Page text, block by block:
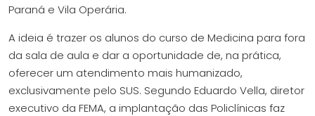
Paraná e Vila Operária.
A ideia é trazer os alunos do curso de Medicina para fora
da sala de aula e dar a oportunidade de, na prática,
oferecer um atendimento mais humanizado,
exclusivamente pelo SUS. Segundo Eduardo Vella, diretor
executivo da FEMA, a implantação das Policlínicas faz